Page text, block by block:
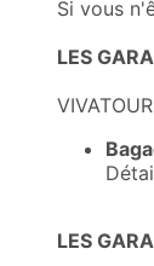
Si vous
LES
LES